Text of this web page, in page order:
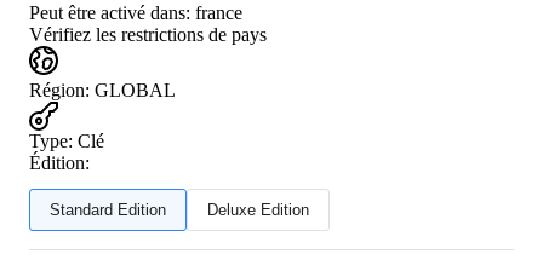
Peut être activé dans: france
Vérifiez les restrictions de pays
Région: GLOBAL
Type: Clé
Édition:
Standard Edition Deluxe Edition